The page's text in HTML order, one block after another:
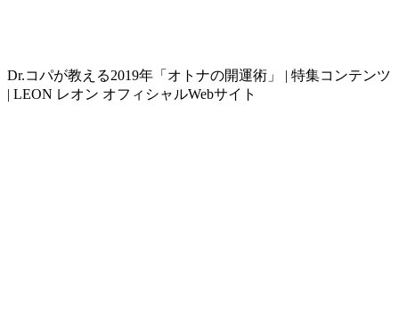
Dr.コパが教える2019年「オトナの開運術」 | 特集コンテンツ
| LEON レオン オフィシャルWebサイト